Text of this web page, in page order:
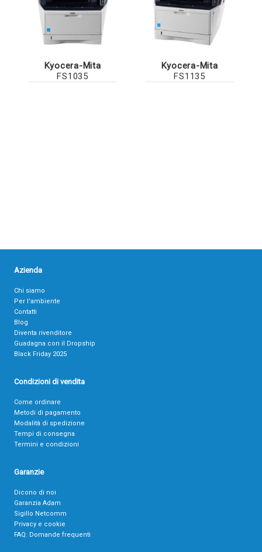
Kyocera-Mita
FS1035
Kyocera-Mita
FS1135
Azienda
Chi siamo
Per l’ambiente
Contatti
Blog
Diventa rivenditore
Guadagna con il Dropship
Black Friday 2025
Condizioni di vendita
Come ordinare
Metodi di pagamento
Modalità di spedizione
Tempi di consegna
Termini e condizioni
Garanzie
Dicono di noi
Garanzia Adam
Sigillo Netcomm
Privacy e cookie
FAQ: Domande frequenti